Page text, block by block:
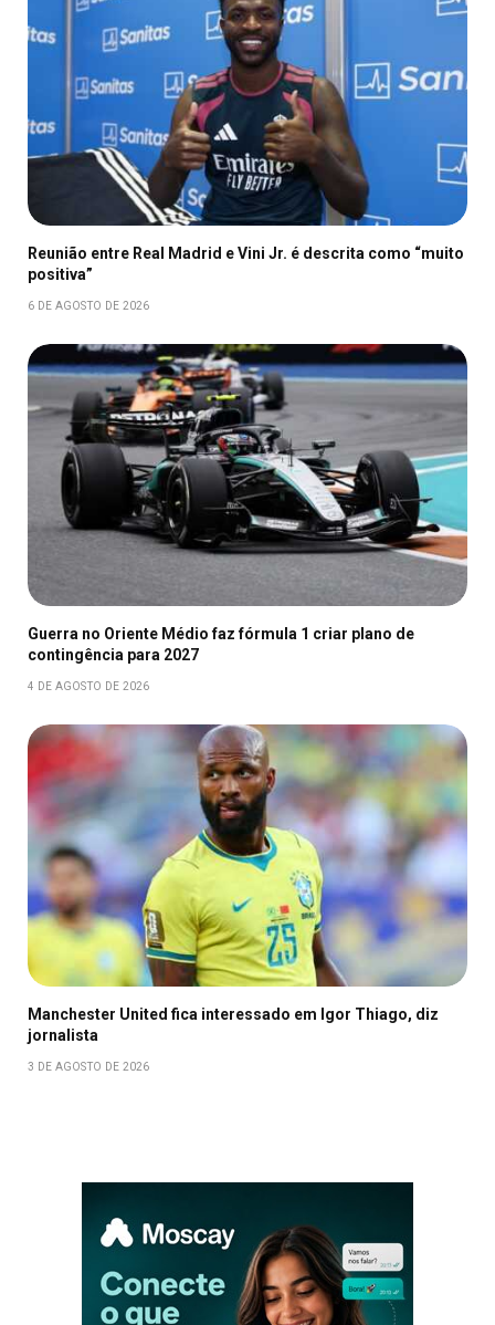
Reunião entre Real Madrid e Vini Jr. é descrita como “muito
positiva”
6 DE AGOSTO DE 2026
Guerra no Oriente Médio faz fórmula 1 criar plano de
contingência para 2027
4 DE AGOSTO DE 2026
Manchester United fica interessado em Igor Thiago, diz
jornalista
3 DE AGOSTO DE 2026